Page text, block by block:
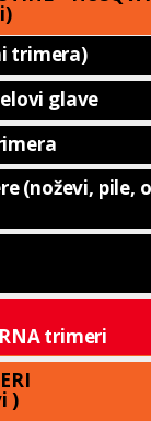
trimera)
glave
(noževi, pile,
trimeri
)